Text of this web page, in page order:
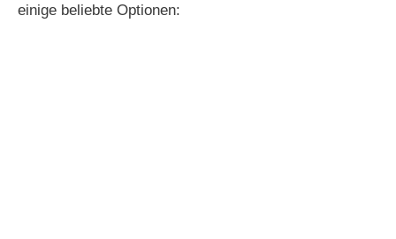
einige beliebte Optionen: